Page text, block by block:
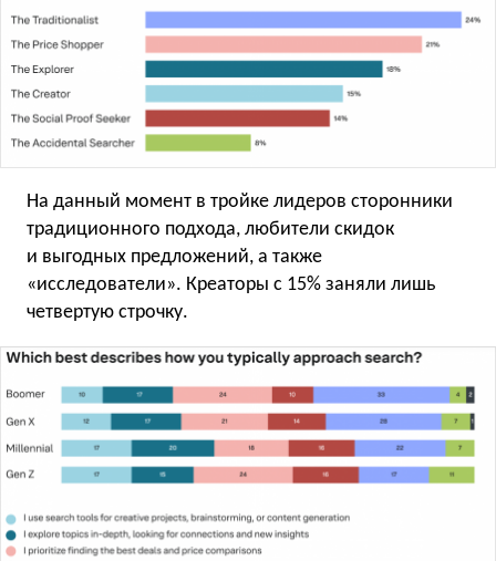
На данный момент в тройке лидеров сторонники
традиционного подхода, любители скидок
и выгодных предложений, а также
«исследователи». Креаторы с 15% заняли лишь
четвертую строчку.